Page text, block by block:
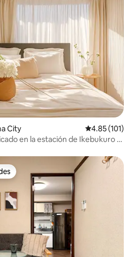
City Calificación
4.85 (101)
en la estación de Ikebukuro ·